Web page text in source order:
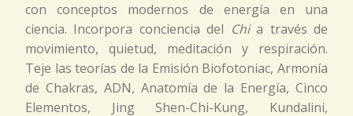
con conceptos modernos de energía en una
ciencia. Incorpora conciencia del Chia través de
movimiento, quietud, meditación y respiración.
Teje las teorías de la Emisión Biofotoniac, Armonía
de Chakras, ADN, Anatomía de la Energía, Cinco
Elementos, Jing Shen-Chi-Kung, Kundalini,